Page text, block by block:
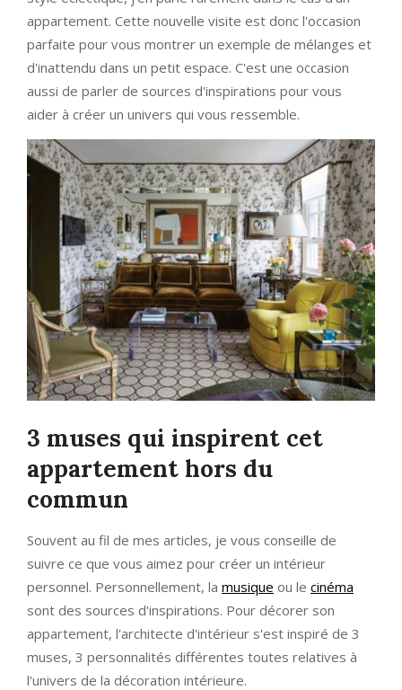
appartement. Cette nouvelle visite est donc l'occasion
parfaite pour vous montrer un exemple de mélanges et
d'inattendu dans un petit espace. C'est une occasion
aussi de parler de sources d'inspirations pour vous
aider à créer un univers qui vous ressemble.
3 muses qui inspirent cet
appartement hors du
commun
Souvent au fil de mes articles, je vous conseille de
suivre ce que vous aimez pour créer un intérieur
personnel. Personnellement, la musique ou le cinéma
sont des sources d'inspirations. Pour décorer son
appartement, l'architecte d'intérieur s'est inspiré de 3
muses, 3 personnalités différentes toutes relatives à
l'univers de la décoration intérieure.